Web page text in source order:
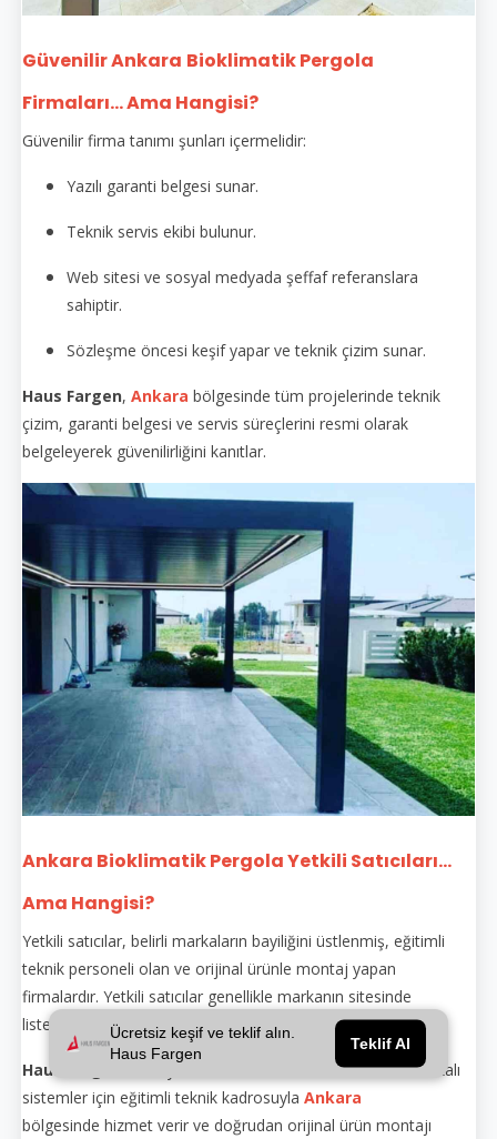
Ücretsiz keşif ve teklif alın.
Haus Fargen
Teklif Al
Güvenilir Ankara Bioklimatik Pergola
Firmaları... Ama Hangisi?
Güvenilir firma tanımı şunları içermelidir:
Yazılı garanti belgesi sunar.
Teknik servis ekibi bulunur.
Web sitesi ve sosyal medyada şeffaf referanslara
sahiptir.
Sözleşme öncesi keşif yapar ve teknik çizim sunar.
Haus Fargen, Ankara bölgesinde tüm projelerinde teknik
çizim, garanti belgesi ve servis süreçlerini resmi olarak
belgeleyerek güvenilirliğini kanıtlar.
Ankara Bioklimatik Pergola Yetkili Satıcıları...
Ama Hangisi?
Yetkili satıcılar, belirli markaların bayiliğini üstlenmiş, eğitimli
teknik personeli olan ve orijinal ürünle montaj yapan
firmalardır. Yetkili satıcılar genellikle markanın sitesinde
listelenir.
Haus Fargen
, hem yetkili satıcı hem de üretici olarak markalı
sistemler için eğitimli teknik kadrosuyla Ankara
bölgesinde hizmet verir ve doğrudan orijinal ürün montajı